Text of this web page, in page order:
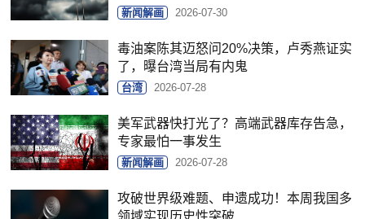
新闻解画 2026-07-30
毒油案陈其迈怒问20%决策，卢秀燕证实
了，曝台湾当局有内鬼
台湾 2026-07-28
美军武器快打光了？高端武器库存告急，
专家最怕一事发生
新闻解画 2026-07-28
攻破世界级难题、申遗成功！本周我国多